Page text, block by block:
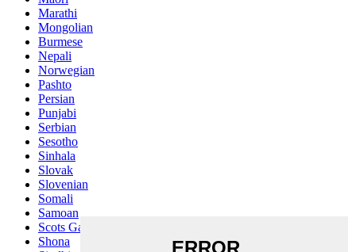
Marathi
Mongolian
Burmese
Nepali
Norwegian
Pashto
Persian
Punjabi
Serbian
Sesotho
Sinhala
Slovak
Slovenian
Somali
Samoan
Scots Gaelic
Shona